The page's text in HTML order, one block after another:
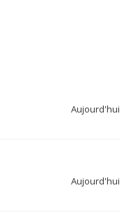
Aujourd'hui
Aujourd'hui